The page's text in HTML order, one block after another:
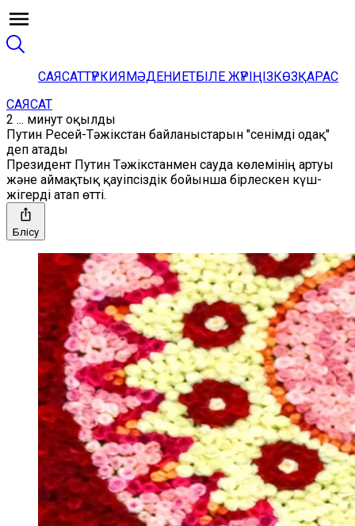
САЯСАТТҮРКИЯМӘДЕНИЕТБІЛЕ ЖҮРІҢІЗКӨЗҚАРАС
САЯСАТ
2 ... минут оқылды
Путин Ресей-Тәжікстан байланыстарын "сенімді одақ"
деп атады
Президент Путин Тәжікстанмен сауда көлемінің артуы
және аймақтық қауіпсіздік бойынша бірлескен күш-
жігерді атап өтті.
Бөлісу